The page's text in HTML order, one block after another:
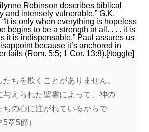
Robinson describes biblical
and intensely vulnerable.” G.K.
is only when everything is hopeless
begins to be a strength at all. . . . it is
it is indispensable.” Paul assures us
because it’s anchored in
fails (Rom. 5:5; 1 Cor. 13:8).[/toggle]
たちを欺くことがありません。
与えられた聖霊によって、神の
ちの心に注がれているからで
章5節）